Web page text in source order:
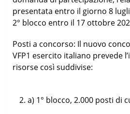
presentata entro il giorno 8
2° blocco entro il 17 ottobre
Posti a concorso: Il nuovo
VFP1 esercito italiano prevede
risorse così suddivise:
a) 1° blocco, 2.000 posti di